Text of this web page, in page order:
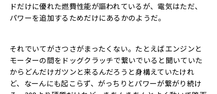
ドだけに優れた燃費性能が謳われているが、電気はただ、
パワーを追加するためだけにあるかのようだ。
それでいてがさつさがまったくない。たとえばエンジンと
モーターの間をドッグクラッチで繋いでいると聞いていた
からどんだけガツンと来るんだろうと身構えていたけれ
ど、なーんにも起こらず、がっちりとパワーが繋がり続け